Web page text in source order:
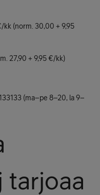
kk (norm. 30,00 + 9,95
27,90 + 9,95 €/kk)
(ma–pe 8–20, la 9–
tarjoaa